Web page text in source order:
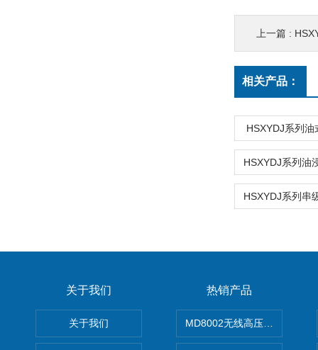
上一篇 :
相关产品：
HSXYDJ系列
关于我们
关于我们
热销产品
MD8002无线高压核相仪